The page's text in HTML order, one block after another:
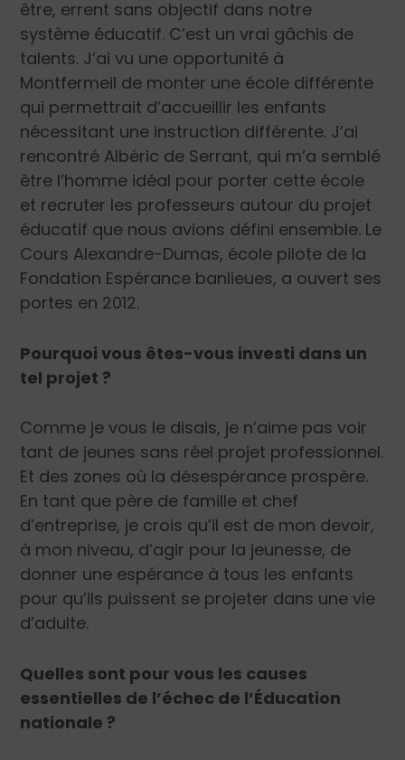
être, errent sans objectif dans notre
système éducatif. C’est un vrai gâchis de
talents. J’ai vu une opportunité à
Montfermeil de monter une école différente
qui permettrait d’accueillir les enfants
nécessitant une instruction différente. J’ai
rencontré Albéric de Serrant, qui m’a semblé
être l’homme idéal pour porter cette école
et recruter les professeurs autour du projet
éducatif que nous avions défini ensemble. Le
Cours Alexandre-Dumas, école pilote de la
Fondation Espérance banlieues, a ouvert ses
portes en 2012.
Pourquoi vous êtes-vous investi dans un
tel projet ?
Comme je vous le disais, je n’aime pas voir
tant de jeunes sans réel projet professionnel.
Et des zones où la désespérance prospère.
En tant que père de famille et chef
d’entreprise, je crois qu’il est de mon devoir,
à mon niveau, d’agir pour la jeunesse, de
donner une espérance à tous les enfants
pour qu’ils puissent se projeter dans une vie
d’adulte.
Quelles sont pour vous les causes
essentielles de l’échec de l’Éducation
nationale ?